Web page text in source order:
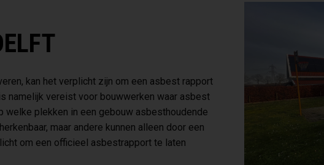
kan het verplicht zijn om een asbest rapport
namelijk vereist voor bouwwerken waar asbest
welke plekken in een gebouw asbesthoudende
maar andere kunnen alleen door een
om een officieel asbestrapport te laten